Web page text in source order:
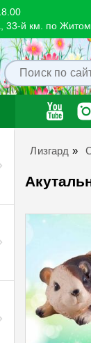
33-й км. по
Лизгард »